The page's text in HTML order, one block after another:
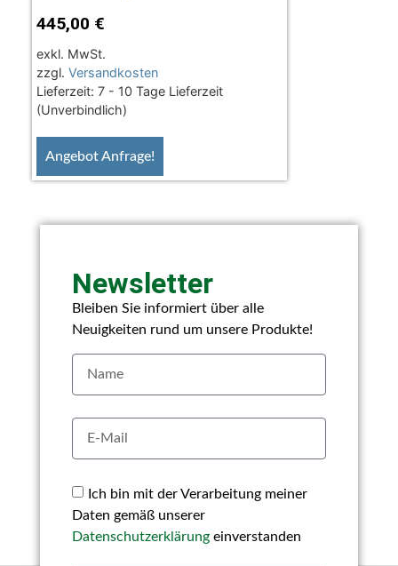
445,00 €
exkl. MwSt.
zzgl. Versandkosten
Lieferzeit: 7 - 10 Tage Lieferzeit
(Unverbindlich)
Angebot Anfrage!
Newsletter
Bleiben Sie informiert über alle
Neuigkeiten rund um unsere Produkte!
Ich bin mit der Verarbeitung meiner
Daten gemäß unserer
Datenschutzerklärungeinverstanden